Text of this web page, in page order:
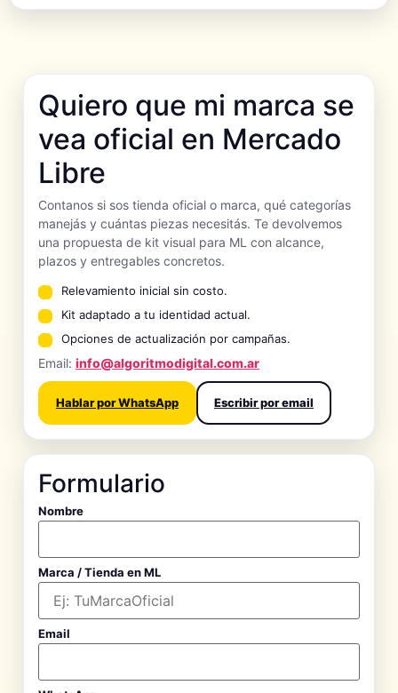
Quiero que mi marca se
vea oficial en Mercado
Libre
Contanos si sos tienda oficial o marca, qué categorías
manejás y cuántas piezas necesitás. Te devolvemos
una propuesta de kit visual para ML con alcance,
plazos y entregables concretos.
Relevamiento inicial sin costo.
Kit adaptado a tu identidad actual.
Opciones de actualización por campañas.
Email: info@algoritmodigital.com.ar
Hablar por WhatsApp Escribir por email
Formulario
Nombre
Marca / Tienda en ML
Email